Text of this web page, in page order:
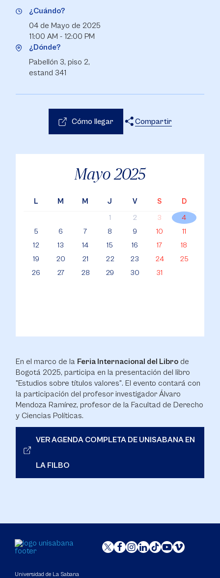
En el marco de la Feria Internacional del Libro de
Bogotá 2025, participa en la presentación del libro
"Estudios sobre títulos valores". El evento contará con
la participación del profesor investigador Álvaro
Mendoza Ramírez, profesor de la Facultad de Derecho
y Ciencias Políticas.
VER AGENDA COMPLETA DE UNISABANA EN
LA FILBO
Mayo 2025
L M M J V S
D
1
2 3
4
5
6 7 8 9 10
11
12
13 14 15 16 17
18
19
20 21 22 23 24
25
26
27 28 29 30 31
¿Cuándo?
04 de Mayo de 2025
11:00 AM - 12:00 PM
¿Dónde?
Pabellón 3, piso 2,
estand 341
Cómo llegar
Compartir
Universidad de La Sabana